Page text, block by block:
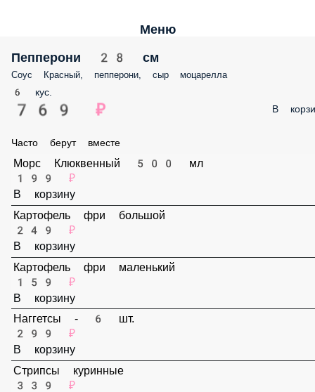
Меню
Пепперони 28 см
Соус Красный, пепперони, сыр моцарелла
6 кус.
769 ₽ В
Часто берут вместе
Морс Клюквенный 500 мл
199 ₽
В корзину
Картофель фри большой
249 ₽
В корзину
Картофель фри маленький
159 ₽
В корзину
Наггетсы - 6 шт.
299 ₽
В корзину